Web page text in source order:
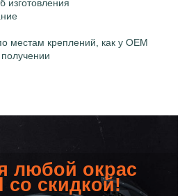
изготовления
местам креплений, как у OEM
любой окрас
со скидкой!